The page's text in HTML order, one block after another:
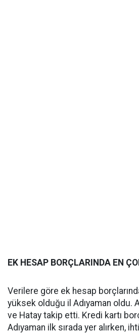
EK HESAP BORÇLARINDA EN
Verilere göre ek hesap borçlarında
yüksek olduğu il Adıyaman oldu.
ve Hatay takip etti. Kredi kartı
Adıyaman ilk sırada yer alırken,